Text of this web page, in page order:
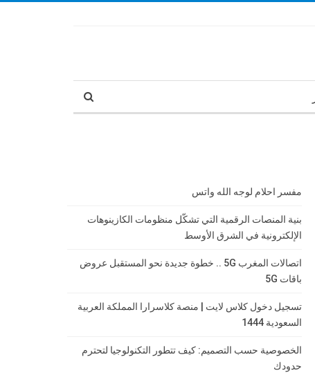
مفسر احلام لوجه الله واتس
بنية المنصات الرقمية التي تشكّل منظومات الكازينوهات
الإلكترونية في الشرق الأوسط
اتصالات المغرب 5G .. خطوة جديدة نحو المستقبل عروض
باقات 5G
تسجيل دخول كلاس لايت | منصة كلاسرارا المملكة العربية
السعودية 1444
الخصوصية حسب التصميم: كيف تتطور التكنولوجيا لتحترم
حدودك